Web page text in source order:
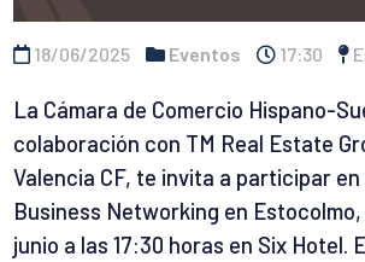
18/06/2025 Eventos 17:30
La Cámara de Comercio Hispano-
colaboración con TM Real Estate
Valencia CF, te invita a participar
Business Networking en Estocolmo,
junio a las 17:30 horas en Six Hotel.